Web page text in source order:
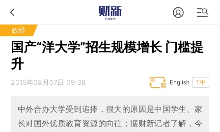
政经
国产“洋大学”招生规模增长 门槛提
升
2015年08月07日 09:38 T中
English
中外合办大学受到追捧，很大的原因是中国学生、家
长对国外优质教育资源的向往；据财新记者了解，今